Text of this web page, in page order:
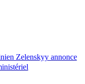
Zelenskyy annonce